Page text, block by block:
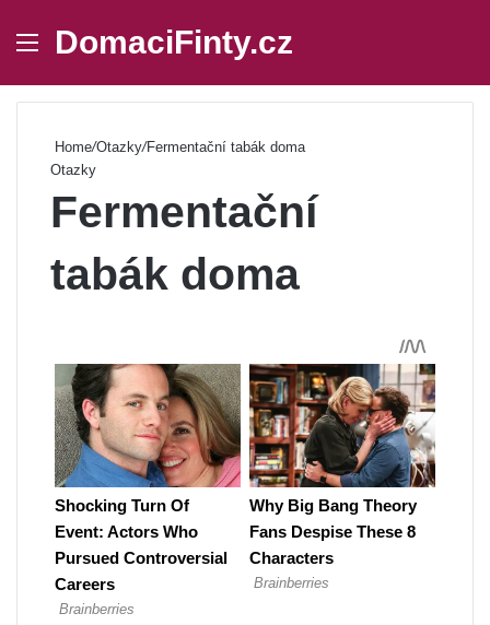
Menu
DomaciFinty.cz
Home/Otazky/Fermentační tabák doma
Otazky
Fermentační
tabák doma